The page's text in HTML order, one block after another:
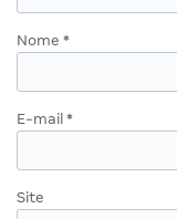
Nome *
E-mail *
Site